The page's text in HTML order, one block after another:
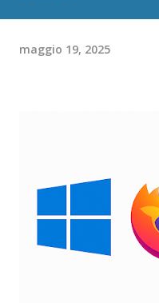
maggio 19, 2025